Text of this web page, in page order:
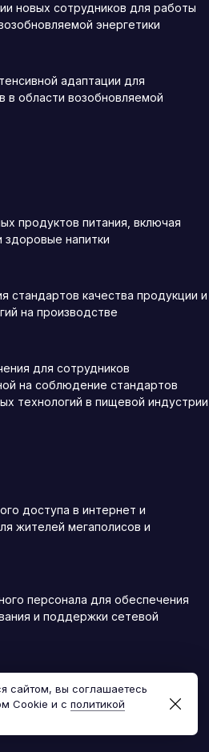
новых сотрудников для работы
энергетики
адаптации для
в области возобновляемой
продуктов питания, включая
здоровые напитки
стандартов качества продукции и
на производстве
для сотрудников
на соблюдение стандартов
технологий в пищевой индустрии
доступа в интернет и
жителей мегаполисов и
персонала для обеспечения
и поддержки сетевой
с персоналом для развития и
обслуживания и
клиентского сервиса
сайтом, вы соглашаетесь
Cookie и с политикой